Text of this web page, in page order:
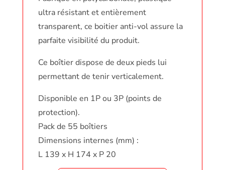
ultra résistant et entièrement
transparent, ce boitier anti-vol assure la
parfaite visibilité du produit.
Ce boîtier dispose de deux pieds lui
permettant de tenir verticalement.
Disponible en 1P ou 3P (points de
protection).
Pack de 55 boîtiers
Dimensions internes (mm) :
L 139 x H 174 x P 20